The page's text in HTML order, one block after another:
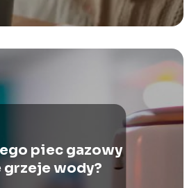
piec gazowy
grzeje wody?